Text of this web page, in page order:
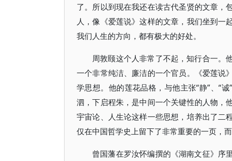
了。所以到现在我还在读古代圣贤的文章，
人，像《爱莲说》这样的文章，我们坐到一
我们人生的方向，都有极大的好处。
周敦颐这个人非常了不起，知行合一。
一个非常纯洁、廉洁的一个官员。《爱莲说
学思想。他的莲花品格，与他主张“静”、“
泗，下启程朱，是中间一个关键性的人物，
宇宙论、人生论这样一些思想，培养出了二
仅在中国哲学史上留下了非常重要的一页，
曾国藩在罗汝怀编撰的《湖南文征》序